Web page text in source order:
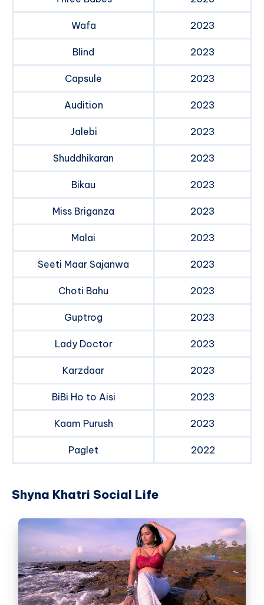
Wafa 2023
Blind 2023
Capsule 2023
Audition 2023
Jalebi 2023
Shuddhikaran 2023
Bikau 2023
Miss Briganza 2023
Malai 2023
Seeti Maar Sajanwa 2023
Choti Bahu 2023
Guptrog 2023
Lady Doctor 2023
Karzdaar 2023
BiBi Ho to Aisi 2023
Kaam Purush 2023
Paglet 2022
Shyna Khatri Social Life